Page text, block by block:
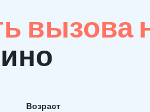
вызова
Возраст